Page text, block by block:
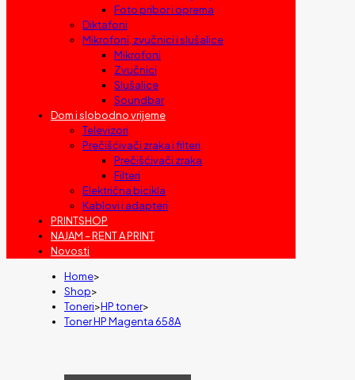
Foto pribor i oprema
Diktafoni
Mikrofoni, zvučnici i slušalice
Mikrofoni
Zvučnici
Slušalice
Soundbar
Dom i slobodno vrijeme
Televizori
Prečišćivači zraka i filteri
Prečišćivači zraka
Filteri
Električna bicikla
Kablovi i adapteri
PRINTSHOP
NAJAM – RENT A PRINT
Novosti
Home>
Shop>
Toneri>HP toner>
Toner HP Magenta 658A